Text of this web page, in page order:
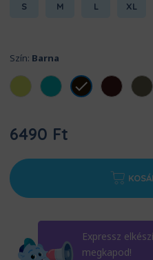
S M L XL
Szín: Barna
6490 Ft
Expressz
megkapod!